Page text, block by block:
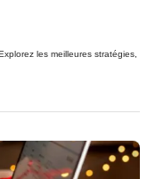
les meilleures stratégies,